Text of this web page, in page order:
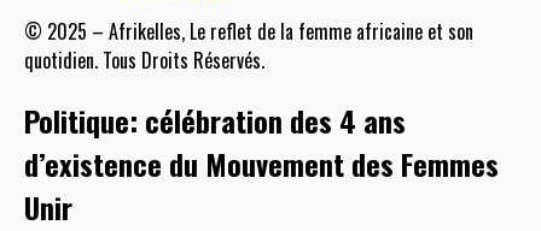
© 2025 – Afrikelles, Le reflet de la femme africaine et son
quotidien. Tous Droits Réservés.
Politique: célébration des 4 ans
d’existence du Mouvement des Femmes
Unir